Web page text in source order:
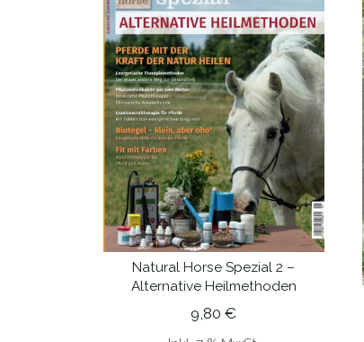
IN DEN WARENKORB
Natural Horse Spezial 2 –
Alternative Heilmethoden
9,80 €